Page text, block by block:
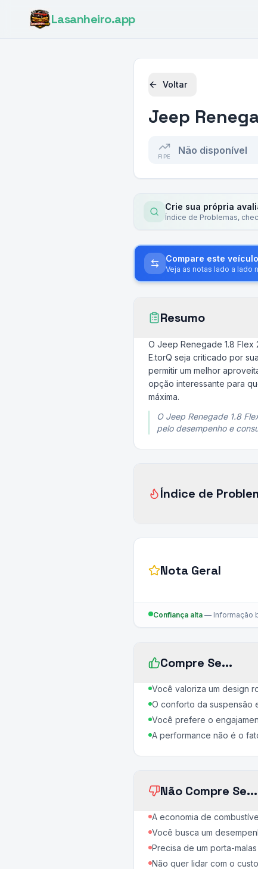
Lasanheiro.app
Voltar
Jeep
FIPE
Não disponível
Crie sua própria
Índice de Problemas,
Compare este
Veja as notas lado a lado
Resumo
O Jeep Renegade 1.8 Flex
E.torQ seja criticado por
permitir um melhor
opção interessante para
máxima.
O Jeep Renegade 1.8
pelo desempenho e
Índice de
Nota Geral
Confiança alta — Informação
Compre Se...
Você valoriza um design
O conforto da suspensão
Você prefere o
A performance não é o
Não Compre Se...
A economia de
Você busca um
Precisa de um porta-
Não quer lidar com o